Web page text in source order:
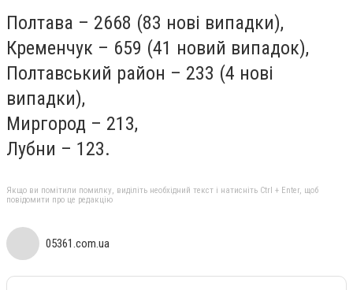
Полтава – 2668 (83 нові випадки),
Кременчук – 659 (41 новий випадок),
Полтавський район – 233 (4 нові
випадки),
Миргород – 213,
Лубни – 123.
Якщо ви помітили помилку, виділіть необхідний текст і натисніть Ctrl + Enter, щоб
повідомити про це редакцію
05361.com.ua